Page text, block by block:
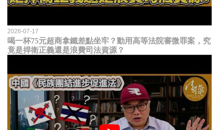
2026-07-17
喝一杯75元超商拿鐵差點坐牢？動用高等法院審微罪案，究
竟是捍衛正義還是浪費司法資源？